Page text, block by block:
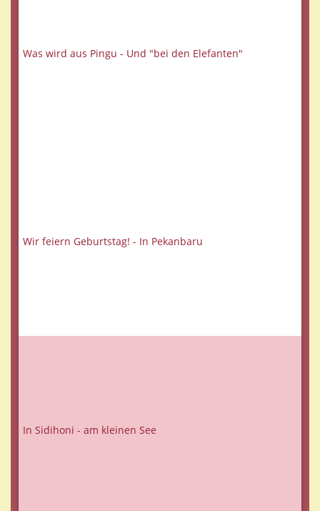
Was wird aus Pingu - Und "bei den Elefanten"
Wir feiern Geburtstag! - In Pekanbaru
In Sidihoni - am kleinen See